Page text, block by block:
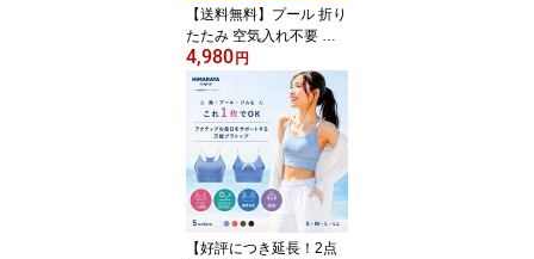
【送料無料】プール 折り
たたみ 空気入れ不要 折
りたたみプール166 大型
組立簡単 家庭用プール
子供用プール 折り畳み式
フレームプール 加厚プー
ル ビニールプール 全6サ
イズ FOLDING_POOL16
6‥
4,980円
【好評につき延長！2点